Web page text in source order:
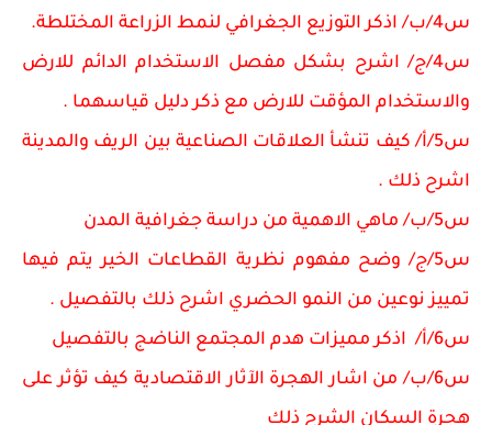
س4/ب/ اذكر التوزيع الجغرافي لنمط الزراعة المختلطة.
س4/ج/ اشرح بشكل مفصل الاستخدام الدائم للارض
والاستخدام المؤقت للارض مع ذكر دليل قياسهما .
س5/أ/ كيف تنشأ العلاقات الصناعية بين الريف والمدينة
اشرح ذلك .
س5/ب/ ماهي الاهمية من دراسة جغرافية المدن
س5/ج/ وضح مفهوم نظرية القطاعات الخير يتم فيها
تمييز نوعين من النمو الحضري اشرح ذلك بالتفصيل .
س6/أ/ اذكر مميزات هدم المجتمع الناضج بالتفصيل
س6/ب/ من اشار الهجرة الآثار الاقتصادية كيف تؤثر على
هجرة السكان الشرح ذلك